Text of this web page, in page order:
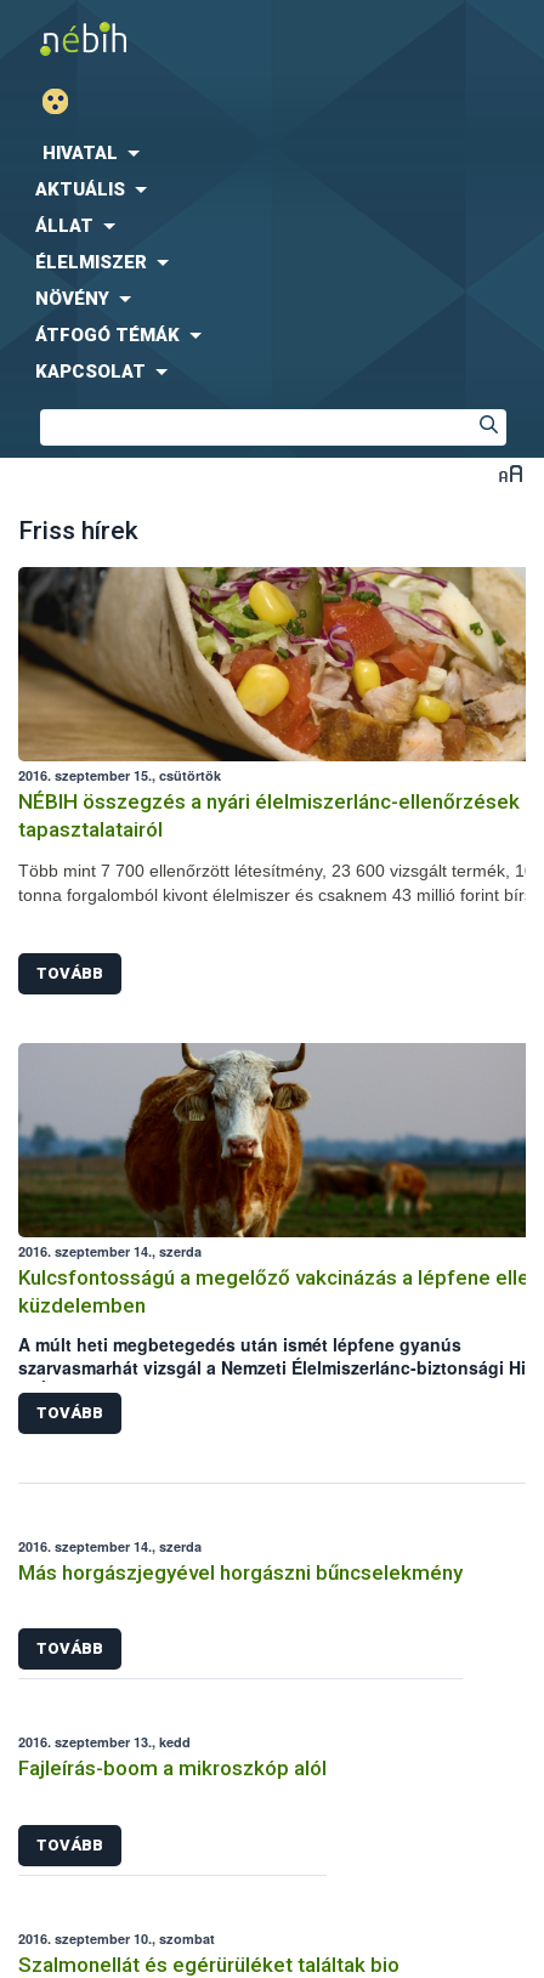
HIVATAL
AKTUÁLIS
ÁLLAT
ÉLELMISZER
NÖVÉNY
ÁTFOGÓ TÉMÁK
KAPCSOLAT
Friss hírek
2016. szeptember 15., csütörtök
NÉBIH összegzés a nyári élelmiszerlánc-ellenőrzések
tapasztalatairól
Több mint 7 700 ellenőrzött létesítmény, 23 600 vizsgált termék, 102
tonna forgalomból kivont élelmiszer és csaknem 43 millió forint
javulást tapasztaltak a szakemberek: jelentősen csökkent például a
higiéniai hiányosságok és a fogyasztásra alkalmatlan termékek
TOVÁBB
2016. szeptember 14., szerda
Kulcsfontosságú a megelőző vakcinázás a lépfene elleni
küzdelemben
A múlt heti megbetegedés után ismét lépfene gyanús
szarvasmarhát vizsgál a Nemzeti Élelmiszerlánc-biztonsági
(NÉBIH) laboratóriuma. Mindkét eset Békés megyei, legelőn
szarvasmarha állományokat érint. Bár az elmúlt években
állategészségügyi intézkedéseknek köszönhetően
azonban a hazai kérődző állomány védelme érdekében
TOVÁBB
2016. szeptember 14., szerda
Más horgászjegyével horgászni bűncselekmény
TOVÁBB
2016. szeptember 13., kedd
Fajleírás-boom a mikroszkóp alól
TOVÁBB
2016. szeptember 10., szombat
Szalmonellát és egérürüléket találtak bio